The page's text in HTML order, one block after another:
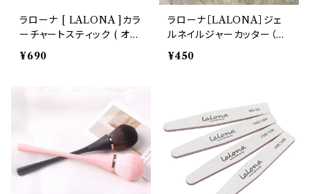
ラローナ [ LALONA ]カラ
ーチャートスティック ( オー
バルタイプ ) ( 50P ) ジェル
ネイル / カラーサンプル /
¥690
ラローナ［LALONA］ジェ
ルネイルジャーカッター（カ
ラー選べません）内蓋カッタ
ー/ミニカッター
¥450